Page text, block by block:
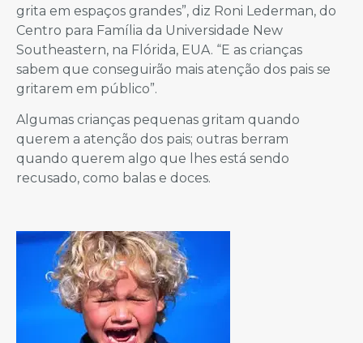
grita em espaços grandes”, diz Roni Lederman, do
Centro para Família da Universidade New
Southeastern, na Flórida, EUA. “E as crianças
sabem que conseguirão mais atenção dos pais se
gritarem em público”.
Algumas crianças pequenas gritam quando
querem a atenção dos pais; outras berram
quando querem algo que lhes está sendo
recusado, como balas e doces.